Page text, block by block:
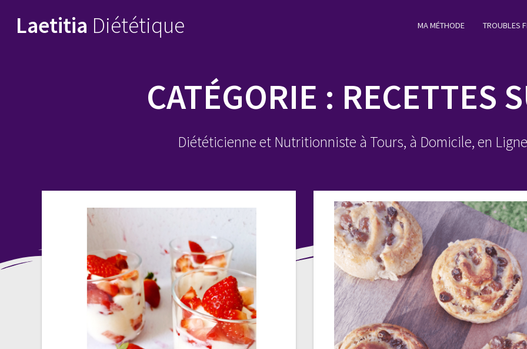
contentLaetitia Diététique MA MÉTHODE TROUBLES
CATÉGORIE : RECETTES
Diététicienne et Nutritionniste à Tours, à Domicile, en